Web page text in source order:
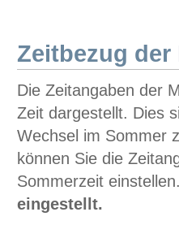
Zeitbezug der
Die Zeitangaben der
Zeit dargestellt. Dies
Wechsel im Sommer
können Sie die
Sommerzeit
eingestellt.